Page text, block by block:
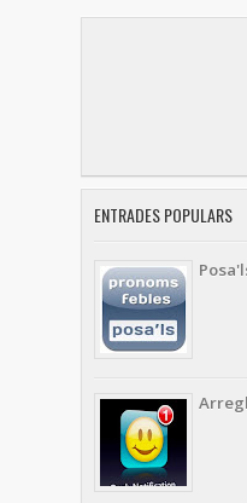
ENTRADES POPULARS